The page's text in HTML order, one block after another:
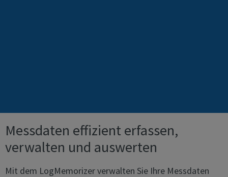
Messdaten effizient erfassen,
verwalten und auswerten
Mit dem LogMemorizer verwalten Sie Ihre Messdaten